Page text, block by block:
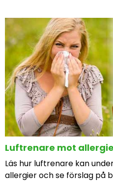
Luftrenare mot
Läs hur luftrenare kan
allergier och se förslag på